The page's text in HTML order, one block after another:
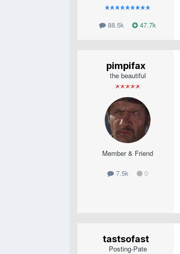
88.5k 47.7k
pimpifax
the beautiful
Member & Friend
7.5k 0
tastsofast
Posting-Pate